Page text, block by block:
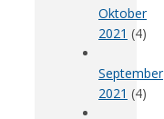
Oktober
2021 (4)
September
2021 (4)